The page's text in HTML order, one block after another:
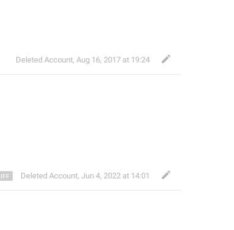
Deleted Account, Aug 16, 2017 at 19:24
Deleted Account, Jun 4, 2022 at 14:01